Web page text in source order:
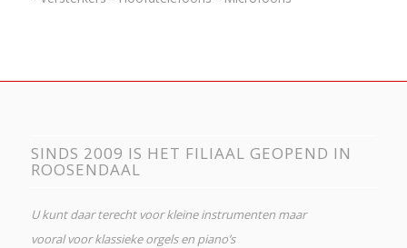
SINDS 2009 IS HET FILIAAL GEOPEND IN
ROOSENDAAL
U kunt daar terecht voor kleine instrumenten maar
vooral voor klassieke orgels en piano’s